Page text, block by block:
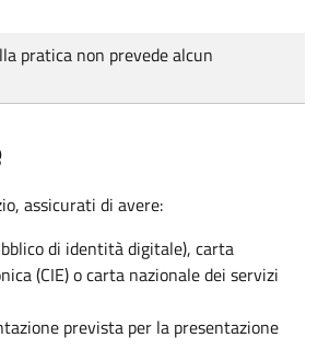
pratica non prevede alcun
assicurati di avere:
di identità digitale), carta
(CIE) o carta nazionale dei servizi
prevista per la presentazione